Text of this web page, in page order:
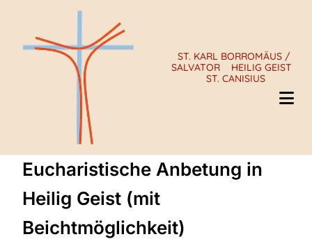
ST. KARL BORROMÄUS /
SALVATOR
HEILIG GEIST
ST. CANISIUS
Eucharistische Anbetung in
Heilig Geist (mit
Beichtmöglichkeit)